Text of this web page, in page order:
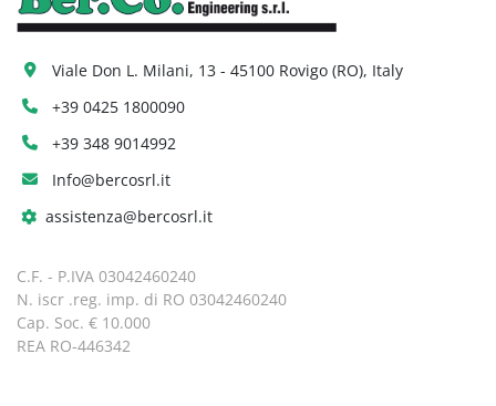
Viale Don L. Milani, 13 - 45100 Rovigo (RO), Italy
+39 0425 1800090
+39 348 9014992
Info@bercosrl.it
assistenza@bercosrl.it
C.F. - P.IVA 03042460240
N. iscr .reg. imp. di RO 03042460240
Cap. Soc. € 10.000
REA RO-446342